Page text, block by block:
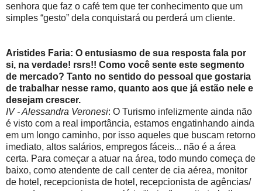
senhora que faz o café tem que ter conhecimento que um
simples “gesto” dela conquistará ou perderá um cliente.
Aristides Faria: O entusiasmo de sua resposta fala por
si, na verdade! rsrs!! Como você sente este segmento
de mercado? Tanto no sentido do pessoal que gostaria
de trabalhar nesse ramo, quanto aos que já estão nele e
desejam crescer.
IV - Alessandra Veronesi: O Turismo infelizmente ainda não
é visto com a real importância, estamos engatinhando ainda
em um longo caminho, por isso aqueles que buscam retorno
imediato, altos salários, empregos fáceis... não é a área
certa. Para começar a atuar na área, todo mundo começa de
baixo, como atendente de call center de cia aérea, monitor
de hotel, recepcionista de hotel, recepcionista de agências/